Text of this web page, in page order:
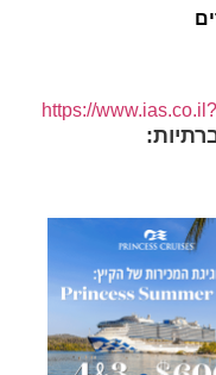
https://